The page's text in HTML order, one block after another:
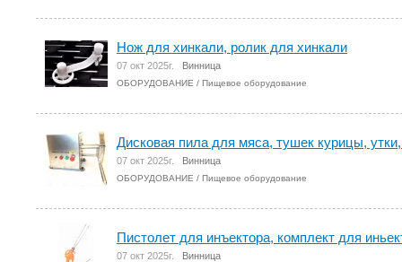
Нож для хинкали, ролик для хинкали
07 окт 2025г. Винница
ОБОРУДОВАНИЕ / Пищевое оборудование
Дисковая пила для мяса, тушек курицы,
07 окт 2025г. Винница
ОБОРУДОВАНИЕ / Пищевое оборудование
Пистолет для инъектора, комплект для
07 окт 2025г. Винница